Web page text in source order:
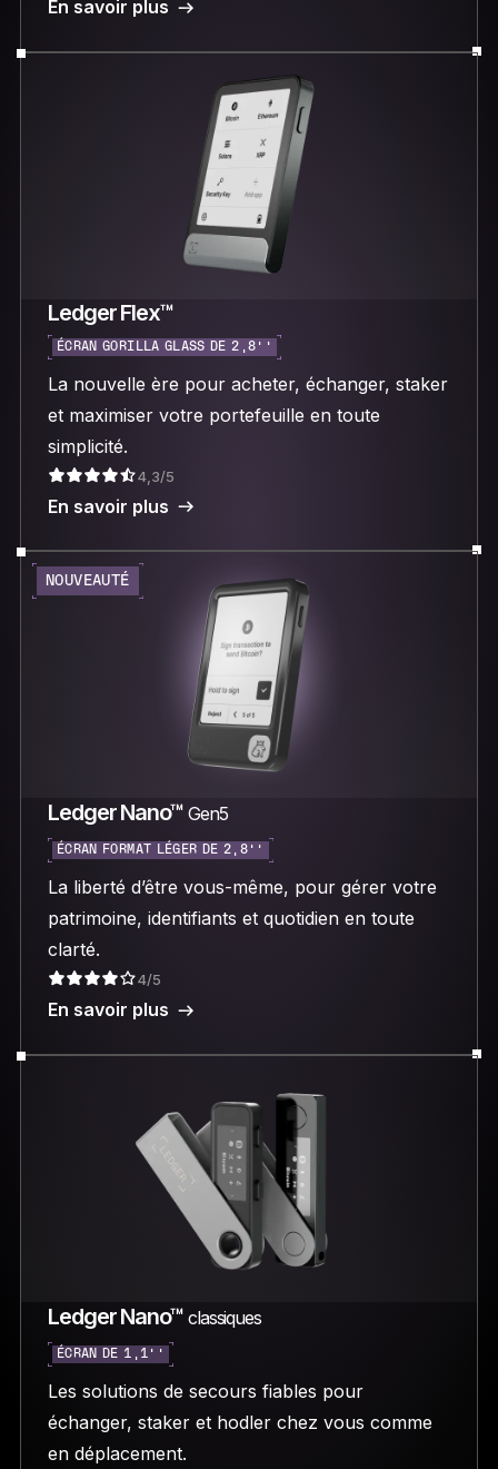
En savoir plus
Ledger Flex™
ÉCRAN GORILLA GLASS DE 2,8’’
La nouvelle ère pour acheter, échanger, staker
et maximiser votre portefeuille en toute
simplicité.
4,3/5
En savoir plus
NOUVEAUTÉ
Ledger Nano™ Gen5
ÉCRAN FORMAT LÉGER DE 2,8’’
La liberté d’être vous-même, pour gérer votre
patrimoine, identifiants et quotidien en toute
clarté.
4/5
En savoir plus
Ledger Nano™ classiques
ÉCRAN DE 1,1’’
Les solutions de secours fiables pour
échanger, staker et hodler chez vous comme
en déplacement.